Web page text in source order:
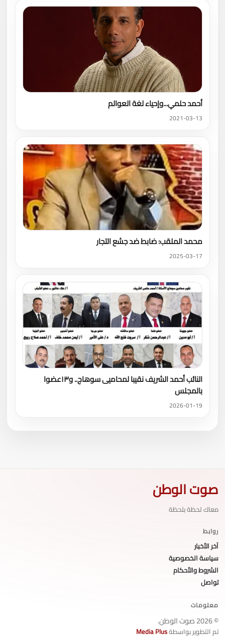
أحمد حلمي...وإحياء لغة العوالم
2021-03-13
محمد الملقب: ضابط ضد جشع التجار
2025-03-17
النائب أحمد الشريف نقيبا لمحاميى سوهاج.. و١٣عضوا
بالمجلس
2026-01-19
صوت الوطن
معاك لحظة بلحظة
روابط
آخر الأخبار
سياسة الخصوصية
الشروط والأحكام
تواصل
معلومات
© 2026 صوت الوطن.
تم التطوير بواسطةMedia Plus